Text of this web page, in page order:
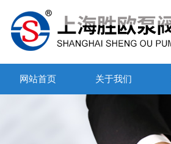
网站首页 关于我们